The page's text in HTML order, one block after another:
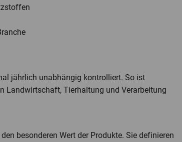
jährlich unabhängig kontrolliert. So ist
Landwirtschaft, Tierhaltung und Verarbeitung
besonderen Wert der Produkte. Sie definieren